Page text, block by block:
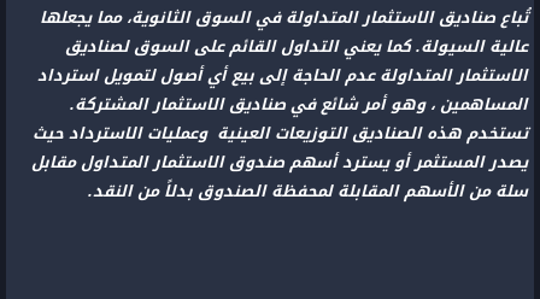
تُباع صناديق الاستثمار المتداولة في السوق الثانوية، مما يجعلها
عالية السيولة. كما يعني التداول القائم على السوق لصناديق
الاستثمار المتداولة عدم الحاجة إلى بيع أي أصول لتمويل استرداد
المساهمين ، وهو أمر شائع في صناديق الاستثمار المشتركة.
تستخدم هذه الصناديق التوزيعات العينية وعمليات الاسترداد حيث
يصدر المستثمر أو يسترد أسهم صندوق الاستثمار المتداول مقابل
سلة من الأسهم المقابلة لمحفظة الصندوق بدلاً من النقد.